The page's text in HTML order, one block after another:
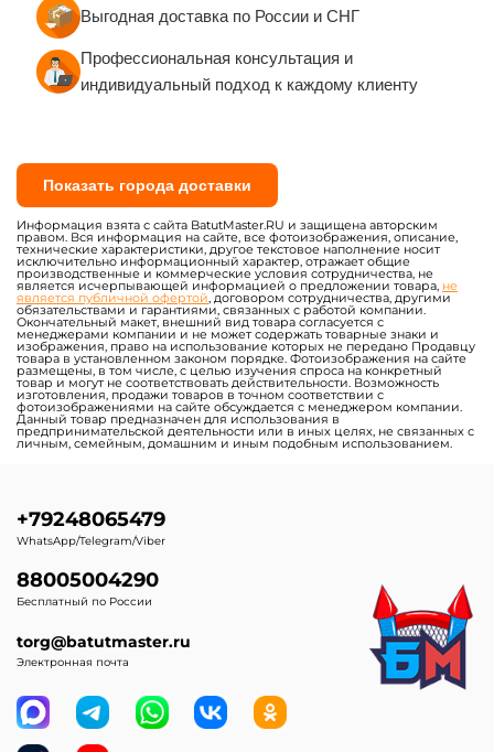
Выгодная доставка по России и СНГ
Профессиональная консультация и
индивидуальный подход к каждому клиенту
Показать города доставки
Информация взята с сайта BatutMaster.RU и защищена авторским
правом. Вся информация на сайте, все фотоизображения, описание,
технические характеристики, другое текстовое наполнение носит
исключительно информационный характер, отражает общие
производственные и коммерческие условия сотрудничества, не
является исчерпывающей информацией о предложении товара, не
является публичной офертой, договором сотрудничества, другими
обязательствами и гарантиями, связанных с работой компании.
Окончательный макет, внешний вид товара согласуется с
менеджерами компании и не может содержать товарные знаки и
изображения, право на использование которых не передано Продавцу
товара в установленном законом порядке. Фотоизображения на сайте
размещены, в том числе, с целью изучения спроса на конкретный
товар и могут не соответствовать действительности. Возможность
изготовления, продажи товаров в точном соответствии с
фотоизображениями на сайте обсуждается с менеджером компании.
Данный товар предназначен для использования в
предпринимательской деятельности или в иных целях, не связанных с
личным, семейным, домашним и иным подобным использованием.
+79248065479
WhatsApp/Telegram/Viber
88005004290
Бесплатный по России
torg@batutmaster.ru
Электронная почта